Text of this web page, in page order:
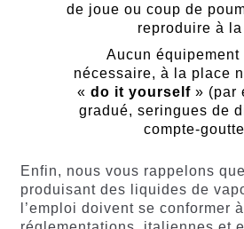
de joue ou coup de
reproduire à
Aucun équipement
nécessaire, à la place
« do it yourself » (par
gradué, seringues de
compte-
Enfin, nous vous rappelons
produisant des liquides de
l’emploi doivent se conformer